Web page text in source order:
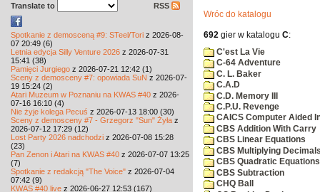
Translate to RSS
Spotkanie z demosceną #9: STeel/Tori z 2026-08-
07 20:49 (6)
Letnia edycja Silly Venture 2026 z 2026-07-31
15:41 (38)
Pamięci Jurgiego z 2026-07-21 12:42 (1)
Sceny z demosceny #7: opowiada SuN z 2026-07-
19 15:24 (2)
Atari Muzeum w Poznaniu na KWAS #40 z 2026-
07-16 16:10 (4)
Nie żyje kolega Pecuś z 2026-07-13 18:00 (30)
Sceny z demosceny #7 - Grzegorz "Sun" Żyła z
2026-07-12 17:29 (12)
Lost Party 2026 nadchodzi z 2026-07-08 15:28
(23)
Pan Zenon i Atari na KWAS #40 z 2026-07-07 13:25
(7)
Spotkanie z redakcją "The Voice" z 2026-07-04
07:42 (9)
KWAS #40 live z 2026-06-27 12:53 (167)
Wróc do katalogu
692 gier w katalogu C:
C'est La Vie
C-64 Adventure
C. L. Baker
C.A.D
C.D. Memory III
C.P.U. Revenge
CAICS Computer Aided
CBS Addition With Carry
CBS Linear Equations
CBS Multiplying
CBS Quadratic Equations
CBS Subtraction
CHQ Ball